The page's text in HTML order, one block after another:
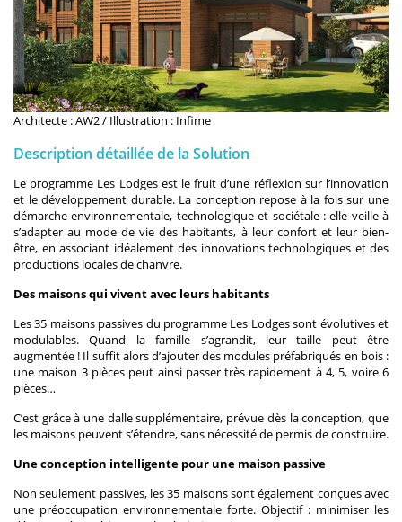
Architecte : AW2 / Illustration : Infime
Description détaillée de la Solution
Le programme Les Lodges est le fruit d’une réflexion sur l’innovation
et le développement durable. La conception repose à la fois sur une
démarche environnementale, technologique et sociétale : elle veille à
s’adapter au mode de vie des habitants, à leur confort et leur bien-
être, en associant idéalement des innovations technologiques et des
productions locales de chanvre.
Des maisons qui vivent avec leurs habitants
Les 35 maisons passives du programme Les Lodges sont évolutives et
modulables. Quand la famille s’agrandit, leur taille peut être
augmentée ! Il suffit alors d’ajouter des modules préfabriqués en bois :
une maison 3 pièces peut ainsi passer très rapidement à 4, 5, voire 6
pièces…
C’est grâce à une dalle supplémentaire, prévue dès la conception, que
les maisons peuvent s’étendre, sans nécessité de permis de construire.
Une conception intelligente pour une maison passive
Non seulement passives, les 35 maisons sont également conçues avec
une préoccupation environnementale forte. Objectif : minimiser les